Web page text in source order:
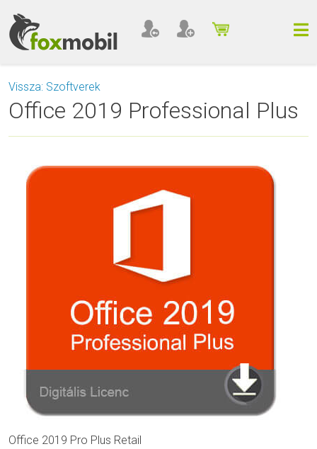
Vissza: Szoftverek
Office 2019 Professional Plus
Office 2019 Pro Plus Retail